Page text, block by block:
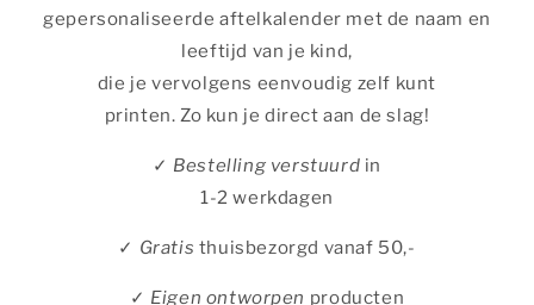
gepersonaliseerde aftelkalender met de naam en
leeftijd van je kind,
die je vervolgens eenvoudig zelf kunt
printen. Zo kun je direct aan de slag!
✓ Bestelling verstuurd in
1-2 werkdagen
✓ Gratis thuisbezorgd vanaf 50,-
✓ Eigen ontworpen producten